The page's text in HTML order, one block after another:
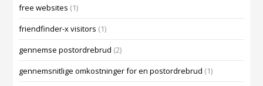
free websites (1)
friendfinder-x visitors (1)
gennemse postordrebrud (2)
gennemsnitlige omkostninger for en postordrebrud (1)